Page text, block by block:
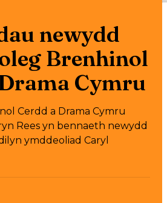
newydd
Brenhinol
Cymru
Cerdd a Drama Cymru
Rees yn bennaeth newydd
ymddeoliad Caryl